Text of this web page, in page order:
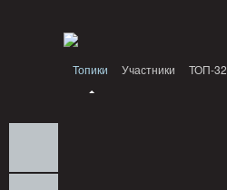
Топики Участники ТОП-32